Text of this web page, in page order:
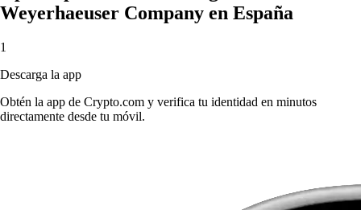
Weyerhaeuser Company en España
1
Descarga la app
Obtén la app de Crypto.com y verifica tu identidad en minutos
directamente desde tu móvil.